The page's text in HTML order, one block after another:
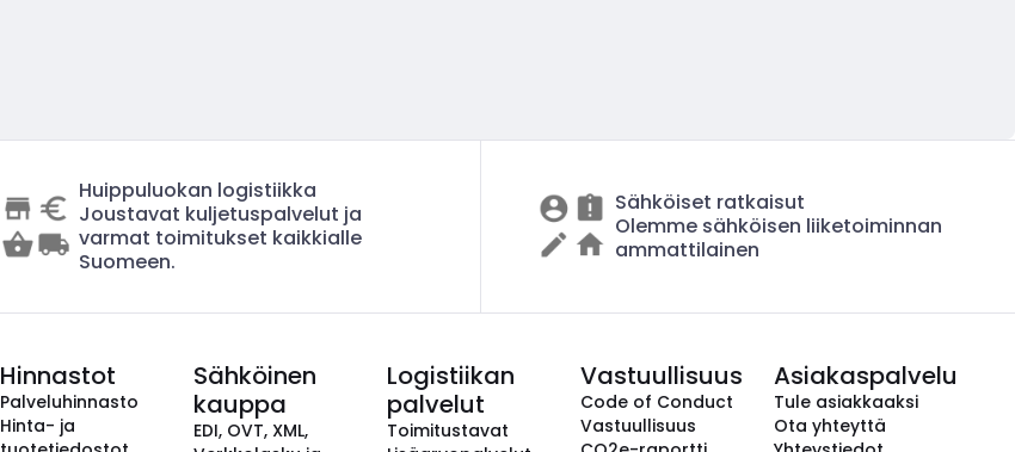
Huippuluokan logistiikka
Joustavat kuljetuspalvelut ja
varmat toimitukset kaikkialle
Suomeen.
Sähköiset ratkaisut
Olemme sähköisen liiketoiminnan
ammattilainen
Hinnastot
Palveluhinnasto
Hinta- ja
Sähköinen
kauppa
EDI, OVT, XML,
Logistiikan
palvelut
Toimitustavat
Vastuullisuus
Code of Conduct
Vastuullisuus
Asiakaspalvelu
Tule asiakkaaksi
Ota yhteyttä